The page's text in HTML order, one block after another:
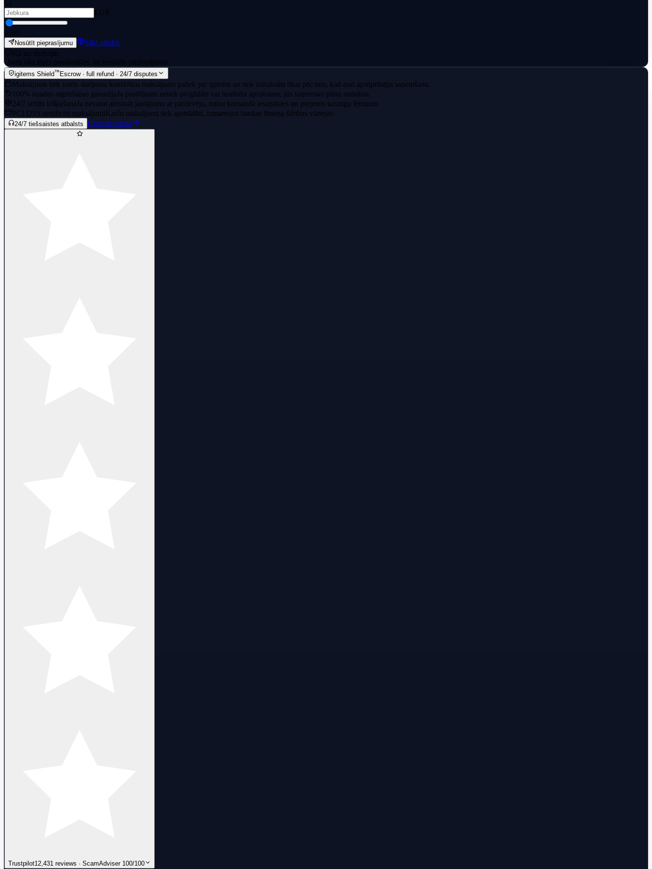
EUR
0500
Nosūtīt pieprasījumu
Sākt pārdot
Kā tas darbojas
· Jums tiks lūgts pierakstīties, lai nosūtītu pieprasījumu.
igitems Shield™ Escrow · full refund · 24/7 disputes
Maksājums tiek turēts darījuma kontāJūsu maksājums paliek pie igitems un tiek izmaksāts tikai pēc tam, kad esat apstiprinājis saņemšanu.
100% naudas atgriešanas garantijaJa pasūtījums netiek piegādāts vai neatbilst aprakstam, jūs saņemsiet pilnu atmaksu.
24/7 strīdu izšķiršanaJa nevarat atrisināt jautājumu ar pārdevēju, mūsu komanda iesaistīsies un pieņems taisnīgu lēmumu.
PCI DSS sertificēti maksājumi Karšu maksājumi tiek apstrādāti, izmantojot bankas līmeņa šifrētas vārtejas.
24/7 tiešsaistes atbalsts Uzzināt vairāk
Trustpilot12,431 reviews · ScamAdviser 100/100